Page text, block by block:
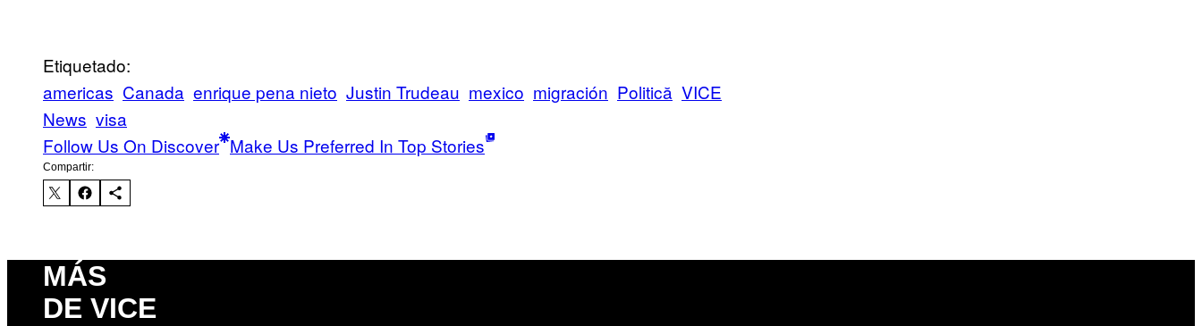
Etiquetado:
americas Canada enrique pena nieto Justin Trudeau mexico migración Politică VICE
News visa
Follow Us On Discover Make Us Preferred In Top Stories
Compartir:
MÁS
DE VICE